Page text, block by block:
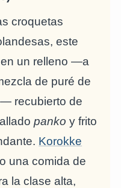
croquetas
este
un relleno —a
de puré de
recubierto de
panko y frito
Korokke
una comida de
la clase alta,